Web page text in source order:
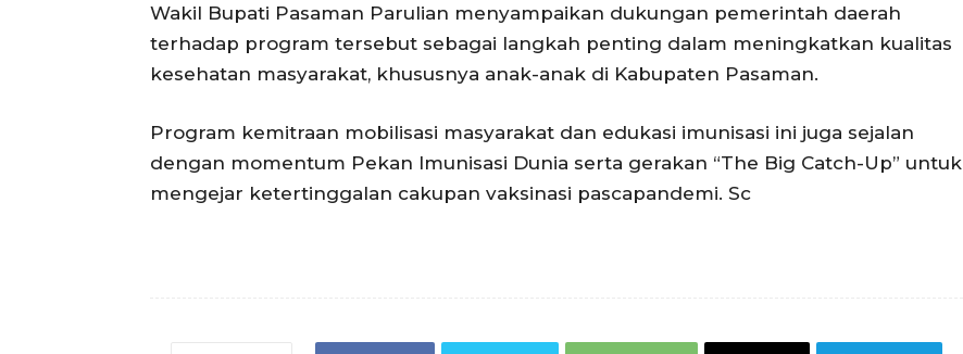
Wakil Bupati Pasaman Parulian menyampaikan dukungan pemerintah daerah
terhadap program tersebut sebagai langkah penting dalam meningkatkan kualitas
kesehatan masyarakat, khususnya anak-anak di Kabupaten Pasaman.
Program kemitraan mobilisasi masyarakat dan edukasi imunisasi ini juga sejalan
dengan momentum Pekan Imunisasi Dunia serta gerakan “The Big Catch-Up” untuk
mengejar ketertinggalan cakupan vaksinasi pascapandemi. Sc